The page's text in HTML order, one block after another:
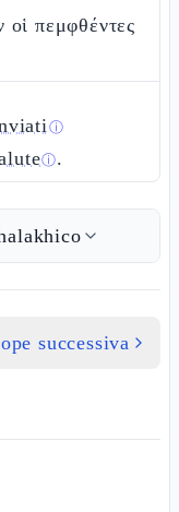
οἱ πεμφθέντες
ⓘ
ⓘ.
successiva